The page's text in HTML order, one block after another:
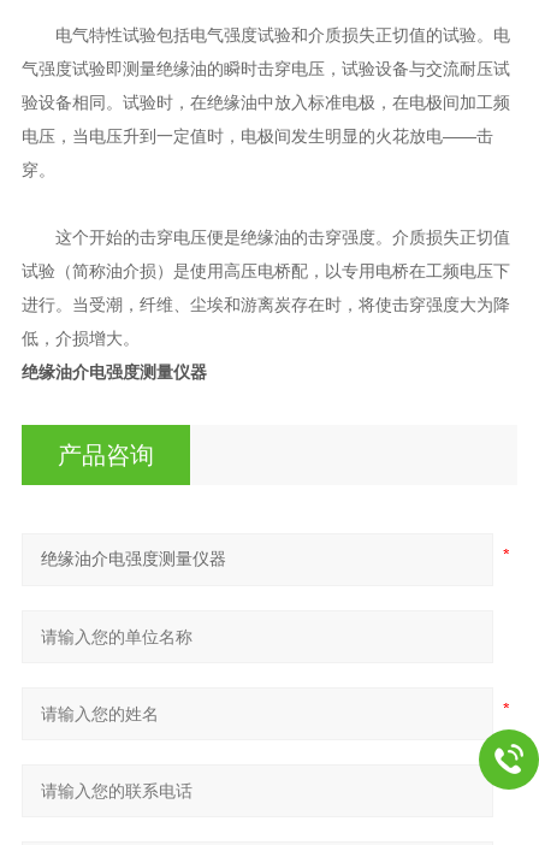
电气特性试验包括电气强度试验和介质损失正切值的试验。电
气强度试验即测量绝缘油的瞬时击穿电压，试验设备与交流耐压试
验设备相同。试验时，在绝缘油中放入标准电极，在电极间加工频
电压，当电压升到一定值时，电极间发生明显的火花放电——击
穿。
这个开始的击穿电压便是绝缘油的击穿强度。介质损失正切值
试验（简称油介损）是使用高压电桥配，以专用电桥在工频电压下
进行。当受潮，纤维、尘埃和游离炭存在时，将使击穿强度大为降
低，介损增大。
绝缘油介电强度测量仪器
产品咨询